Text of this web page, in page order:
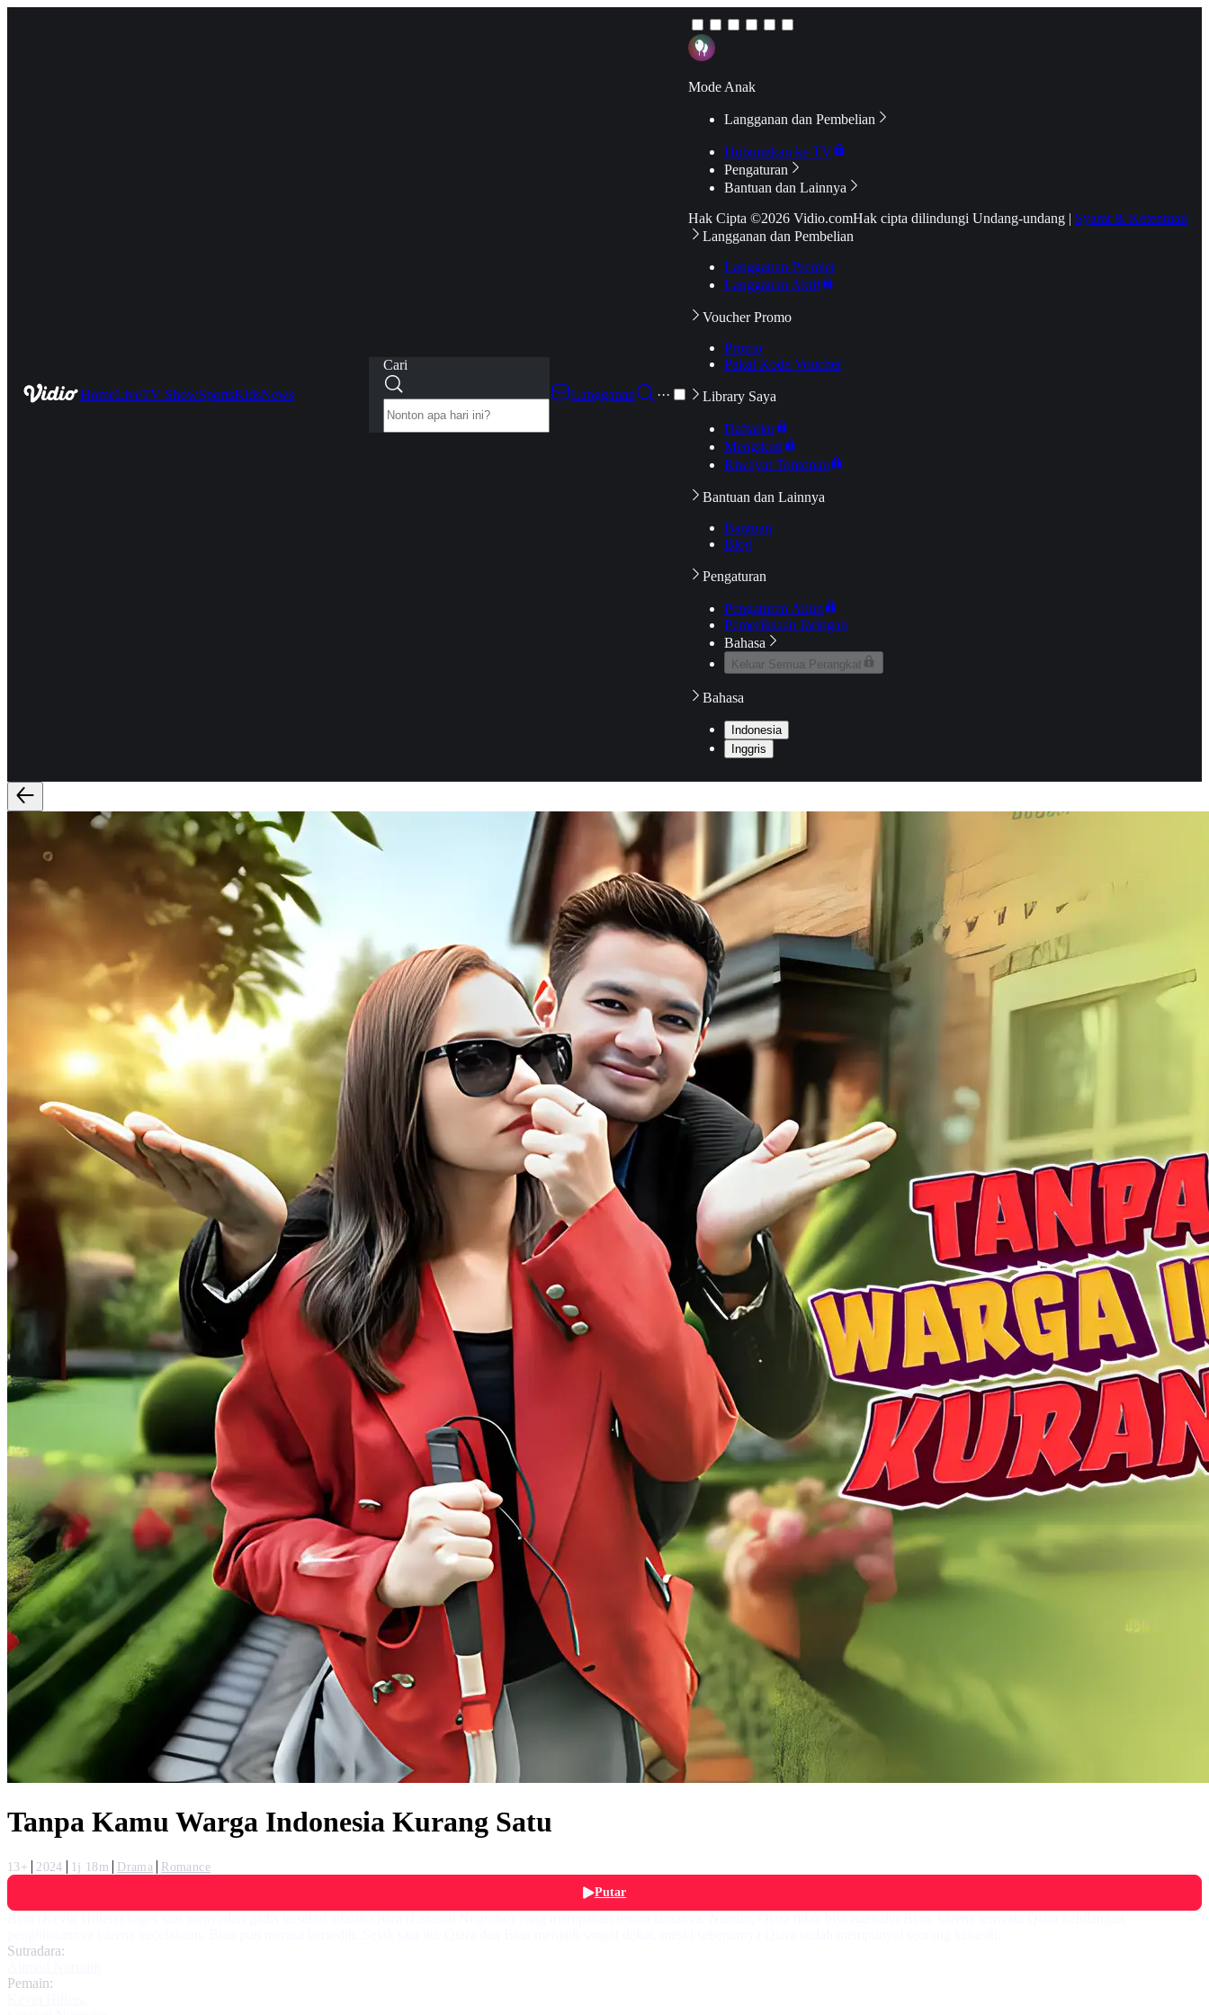
HomeLiveTV ShowSportsKidsNews
Cari
Langganan
···
Mode Anak
Langganan dan Pembelian
Hubungkan ke TV
Pengaturan
Bantuan dan Lainnya
Hak Cipta ©2026 Vidio.comHak cipta dilindungi Undang-undang | Syarat & Ketentuan
Langganan dan Pembelian
Langganan Premier
Langganan Aktif
Voucher Promo
Promo
Pakai Kode Voucher
Library Saya
Daftarku
Mengikuti
Riwayat Tontonan
Bantuan dan Lainnya
Bantuan
Blog
Pengaturan
Pengaturan Akun
Pemeriksaan Jaringan
Bahasa
Keluar Semua Perangkat
Bahasa
Indonesia
Inggris
Tanpa Kamu Warga Indonesia Kurang Satu
13+ 2024 1j 18m Drama
Romance
Putar
Sutradara:
Pemain: